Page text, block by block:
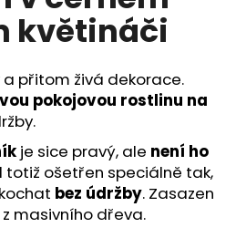
květináči
a přitom živá dekorace.
pokojovou rostlinu na
je sice pravý, ale není ho
totiž ošetřen speciálně tak,
bez údržby. Zasazen
masivního dřeva.